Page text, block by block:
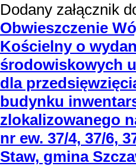
Dodany załącznik
Obwieszczenie
Kościelny o
środowiskowych
dla
budynku
zlokalizowanego
nr ew. 37/4, 37/6,
Staw, gmina